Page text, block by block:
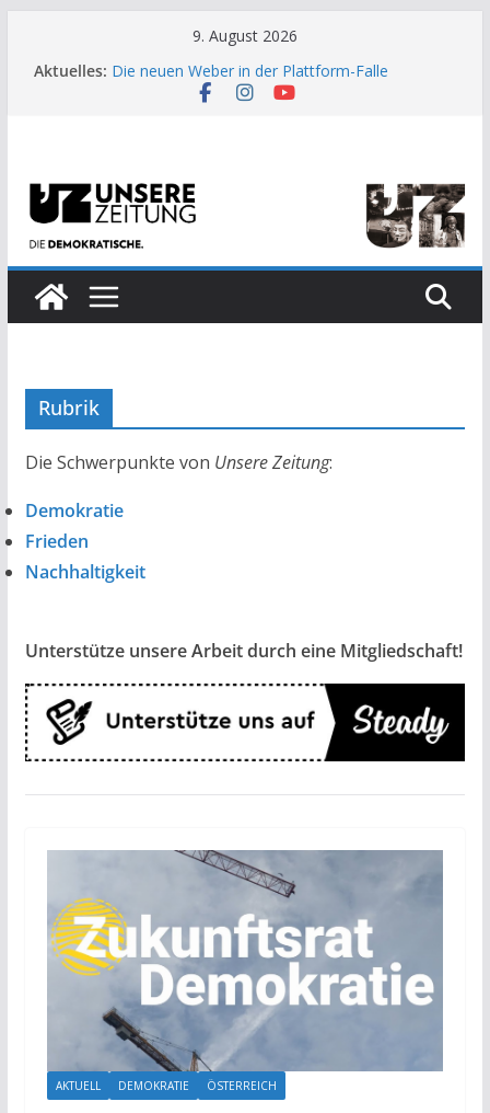
9. August 2026
Aktuelles:
US-Wahl: Arzt aus Detroit besiegt 70-Millionen-
Dollar-Lobby
Die neuen Weber in der Plattform-Falle
Kinderbetreuung ist keine Arbeit?
Rubrik
Die Schwerpunkte von Unsere Zeitung:
Demokratie
Frieden
Nachhaltigkeit
Unterstütze unsere Arbeit durch eine Mitgliedschaft!
AKTUELL DEMOKRATIE ÖSTERREICH